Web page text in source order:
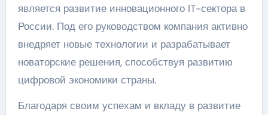
является развитие инновационного IT-сектора в
России. Под его руководством компания активно
внедряет новые технологии и разрабатывает
новаторские решения, способствуя развитию
цифровой экономики страны.
Благодаря своим успехам и вкладу в развитие